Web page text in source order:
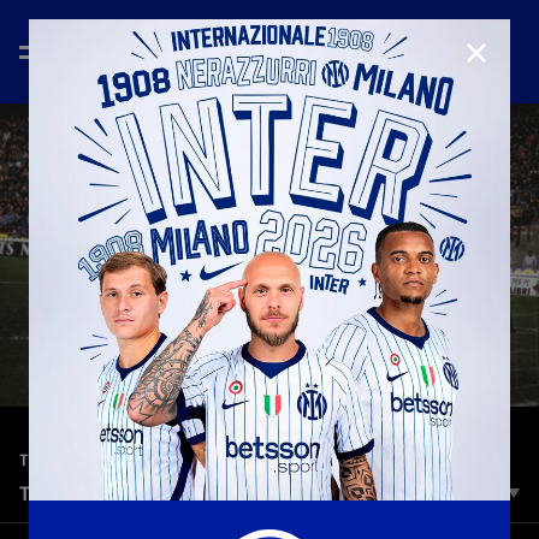
TOP 5 GOALS— 2 ott 2025
TOP 5 | INTER VS CREMONESE
L'Inter ospita la Cremonese nella sesta giornata della Serie A